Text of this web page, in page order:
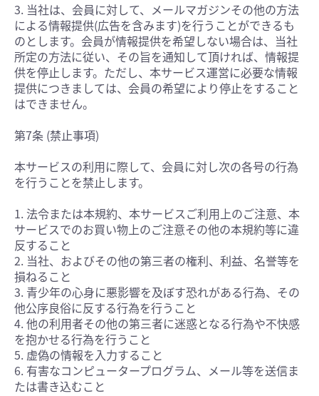
3. 当社は、会員に対して、メールマガジンその他の方法
による情報提供(広告を含みます)を行うことができるも
のとします。会員が情報提供を希望しない場合は、当社
所定の方法に従い、その旨を通知して頂ければ、情報提
供を停止します。ただし、本サービス運営に必要な情報
提供につきましては、会員の希望により停止をすること
はできません。
第7条 (禁止事項)
本サービスの利用に際して、会員に対し次の各号の行為
を行うことを禁止します。
1. 法令または本規約、本サービスご利用上のご注意、本
サービスでのお買い物上のご注意その他の本規約等に違
反すること
2. 当社、およびその他の第三者の権利、利益、名誉等を
損ねること
3. 青少年の心身に悪影響を及ぼす恐れがある行為、その
他公序良俗に反する行為を行うこと
4. 他の利用者その他の第三者に迷惑となる行為や不快感
を抱かせる行為を行うこと
5. 虚偽の情報を入力すること
6. 有害なコンピュータープログラム、メール等を送信ま
たは書き込むこと